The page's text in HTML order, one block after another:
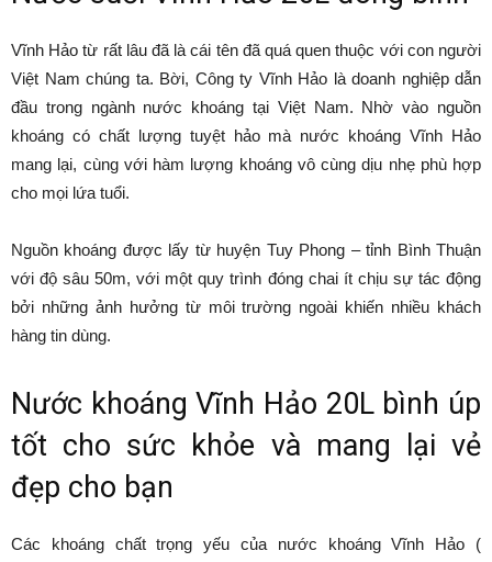
Vĩnh Hảo từ rất lâu đã là cái tên đã quá quen thuộc với con người
Việt Nam chúng ta. Bời, Công ty Vĩnh Hảo là doanh nghiệp dẫn
đầu trong ngành nước khoáng tại Việt Nam. Nhờ vào nguồn
khoáng có chất lượng tuyệt hảo mà nước khoáng Vĩnh Hảo
mang lại, cùng với hàm lượng khoáng vô cùng dịu nhẹ phù hợp
cho mọi lứa tuổi.
Nguồn khoáng được lấy từ huyện Tuy Phong – tỉnh Bình Thuận
với độ sâu 50m, với một quy trình đóng chai ít chịu sự tác động
bởi những ảnh hưởng từ môi trường ngoài khiến nhiều khách
hàng tin dùng.
Nước khoáng Vĩnh Hảo 20L bình úp
tốt cho sức khỏe và mang lại vẻ
đẹp cho bạn
Các khoáng chất trọng yếu của nước khoáng Vĩnh Hảo (